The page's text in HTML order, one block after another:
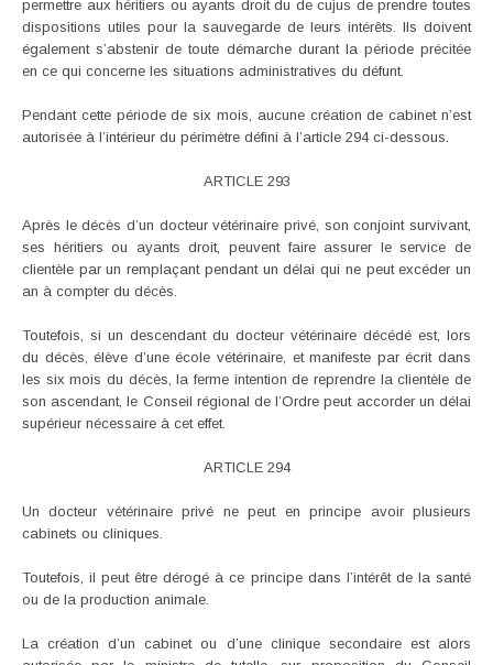
permettre aux héritiers ou ayants droit du de cujus de prendre toutes
dispositions utiles pour la sauvegarde de leurs intérêts. Ils doivent
également s’abstenir de toute démarche durant la période précitée
en ce qui concerne les situations administratives du défunt.
Pendant cette période de six mois, aucune création de cabinet n’est
autorisée à l’intérieur du périmètre défini à l’article 294 ci-dessous.
ARTICLE 293
Après le décès d’un docteur vétérinaire privé, son conjoint survivant,
ses héritiers ou ayants droit, peuvent faire assurer le service de
clientèle par un remplaçant pendant un délai qui ne peut excéder un
an à compter du décès.
Toutefois, si un descendant du docteur vétérinaire décédé est, lors
du décès, élève d’une école vétérinaire, et manifeste par écrit dans
les six mois du décès, la ferme intention de reprendre la clientèle de
son ascendant, le Conseil régional de l’Ordre peut accorder un délai
supérieur nécessaire à cet effet.
ARTICLE 294
Un docteur vétérinaire privé ne peut en principe avoir plusieurs
cabinets ou cliniques.
Toutefois, il peut être dérogé à ce principe dans l’intérêt de la santé
ou de la production animale.
La création d’un cabinet ou d’une clinique secondaire est alors